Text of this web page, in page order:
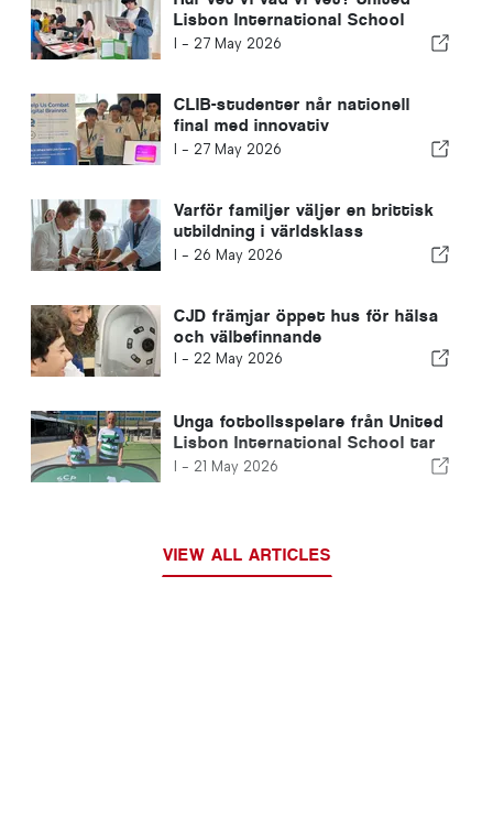
Lisbon International School
anordnar årlig TOK-utställning
I - 27 May 2026
CLIB-studenter når nationell
final med innovativ
utbildningsapp
I - 27 May 2026
Varför familjer väljer en brittisk
utbildning i världsklass
internationellt: 5 viktiga skäl
I - 26 May 2026
CJD främjar öppet hus för hälsa
och välbefinnande
I - 22 May 2026
Unga fotbollsspelare från United
Lisbon International School tar
stort steg mot CP-utbildning
I - 21 May 2026
VIEW ALL ARTICLES